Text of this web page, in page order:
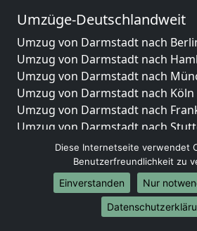
Umzüge-Deutschlandweit
Umzug von Darmstadt nach
Umzug von Darmstadt nach
Umzug von Darmstadt nach
Umzug von Darmstadt nach Köln
Umzug von Darmstadt nach
Umzug von Darmstadt nach
Umzug von Darmstadt nach
Umzug von Darmstadt nach
Umzug von Darmstadt nach
Umzug von Darmstadt nach
Umzug von Darmstadt nach
Diese Internetseite verwendet
Benutzerfreundlichkeit zu
Einverstanden
Nur